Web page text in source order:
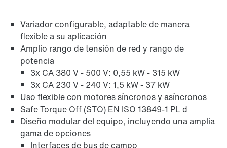
Variador configurable, adaptable de manera
flexible a su aplicación
Amplio rango de tensión de red y rango de
potencia
3x CA 380 V - 500 V: 0,55 kW - 315 kW
3x CA 230 V - 240 V: 1,5 kW - 37 kW
Uso flexible con motores síncronos y asíncronos
Safe Torque Off (STO) EN ISO 13849-1 PL d
Diseño modular del equipo, incluyendo una amplia
gama de opciones